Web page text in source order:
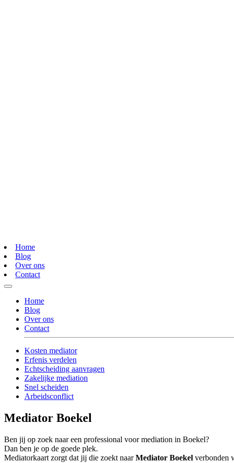
Home
Blog
Over ons
Contact
Home
Blog
Over ons
Contact
Kosten mediator
Erfenis verdelen
Echtscheiding aanvragen
Zakelijke mediation
Snel scheiden
Arbeidsconflict
Mediator Boekel
Ben jij op zoek naar een professional voor mediation in Boekel?
Dan ben je op de goede plek.
Mediatorkaart zorgt dat jij die zoekt naarMediator Boekel verbonden